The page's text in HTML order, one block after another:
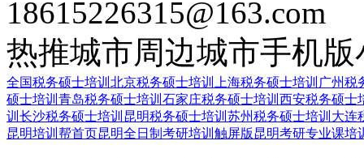
18615226315@163.com
热推城市周边城市手机版
全国税务硕士培训 北京税务硕士培训 上海税务硕士培训 广州税
硕士培训 青岛税务硕士培训 石家庄税务硕士培训 西安税务硕士
训 长沙税务硕士培训 昆明税务硕士培训 苏州税务硕士培训 大连
昆明培训帮首页昆明全日制考研培训触屏版昆明考研专业课培